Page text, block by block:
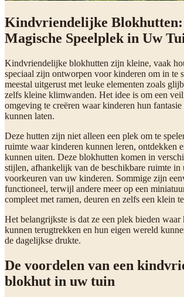
Kindvriendelijke Blokhutten:
Magische Speelplek in Uw
Kindvriendelijke blokhutten zijn kleine, vaak
speciaal zijn ontworpen voor kinderen om in te
meestal uitgerust met leuke elementen zoals
zelfs kleine klimwanden. Het idee is om een
omgeving te creëren waar kinderen hun
kunnen laten.
Deze hutten zijn niet alleen een plek om te
ruimte waar kinderen kunnen leren, ontdekken
kunnen uiten. Deze blokhutten komen in
stijlen, afhankelijk van de beschikbare ruimte in
voorkeuren van uw kinderen. Sommige zijn
functioneel, terwijl andere meer op een
compleet met ramen, deuren en zelfs een klein
Het belangrijkste is dat ze een plek bieden waar
kunnen terugtrekken en hun eigen wereld
de dagelijkse drukte.
De voordelen van een
blokhut in uw tuin